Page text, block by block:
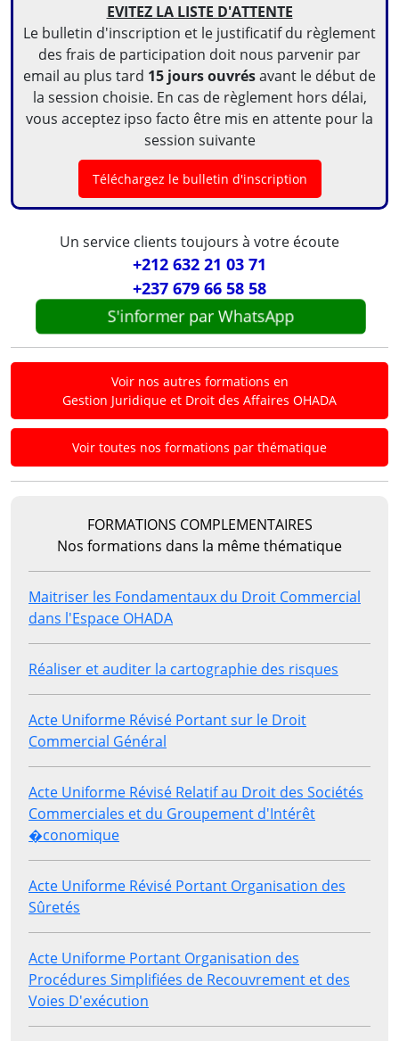
EVITEZ LA LISTE D'ATTENTE
Le bulletin d'inscription et le justificatif du règlement
des frais de participation doit nous parvenir par
email au plus tard 15 jours ouvrésavant le début de
la session choisie. En cas de règlement hors délai,
vous acceptez ipso facto être mis en attente pour la
session suivante
Téléchargez le bulletin d'inscription
Un service clients toujours à votre écoute
+212 632 21 03 71
+237 679 66 58 58
S'informer par WhatsApp
Voir nos autres formations en
Gestion Juridique et Droit des Affaires OHADA
Voir toutes nos formations par thématique
FORMATIONS COMPLEMENTAIRES
Nos formations dans la même thématique
Maitriser les Fondamentaux du Droit Commercial
dans l'Espace OHADA
Réaliser et auditer la cartographie des risques
Acte Uniforme Révisé Portant sur le Droit
Commercial Général
Acte Uniforme Révisé Relatif au Droit des Sociétés
Commerciales et du Groupement d'Intérêt
�conomique
Acte Uniforme Révisé Portant Organisation des
Sûretés
Acte Uniforme Portant Organisation des
Procédures Simplifiées de Recouvrement et des
Voies D'exécution